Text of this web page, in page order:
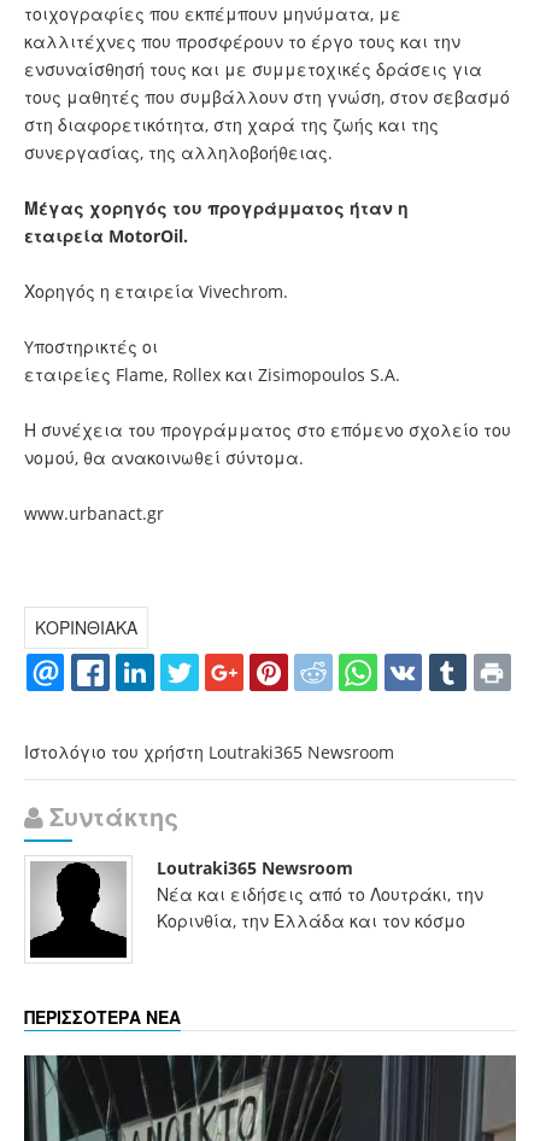
τοιχογραφίες που εκπέμπουν μηνύματα, με
καλλιτέχνες που προσφέρουν το έργο τους και την
ενσυναίσθησή τους και με συμμετοχικές δράσεις για
τους μαθητές που συμβάλλουν στη γνώση, στον σεβασμό
στη διαφορετικότητα, στη χαρά της ζωής και της
συνεργασίας, της αλληλοβοήθειας.
Μέγας χορηγός του προγράμματος ήταν η
εταιρεία MotorOil.
Χορηγός η εταιρεία Vivechrom.
Yποστηρικτές οι
εταιρείες Flame, Rollex και Zisimopoulos S.A.
Η συνέχεια του προγράμματος στο επόμενο σχολείο του
νομού, θα ανακοινωθεί σύντομα.
www.urbanact.gr
ΚΟΡΙΝΘΙΑΚΑ
Ιστολόγιο του χρήστη Loutraki365 Newsroom
Συντάκτης
Loutraki365 Newsroom
Νέα και ειδήσεις από το Λουτράκι, την
Κορινθία, την Ελλάδα και τον κόσμο
ΠΕΡΙΣΣΟΤΕΡΑ ΝΕΑ